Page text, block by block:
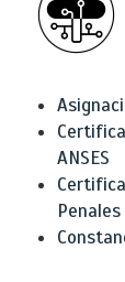
ANSES
Penales